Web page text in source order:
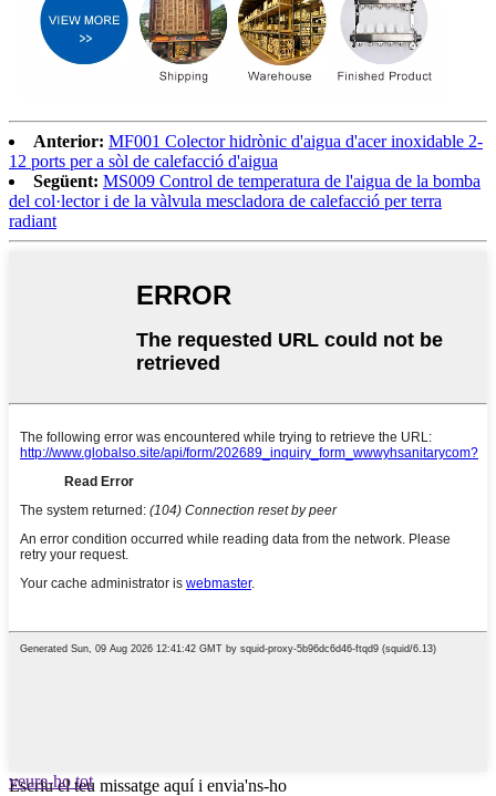
Anterior: MF001 Colector hidrònic d'aigua d'acer inoxidable 2-
12 ports per a sòl de calefacció d'aigua
Següent: MS009 Control de temperatura de l'aigua de la bomba
del col·lector i de la vàlvula mescladora de calefacció per terra
radiant
Escriu el teu missatge aquí i envia'ns-ho
veure-ho tot